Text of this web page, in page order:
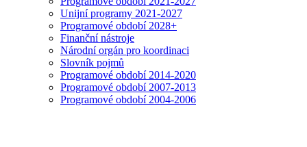
Unijní programy 2021-2027
Programové období 2028+
Finanční nástroje
Národní orgán pro koordinaci
Slovník pojmů
Programové období 2014-2020
Programové období 2007-2013
Programové období 2004-2006